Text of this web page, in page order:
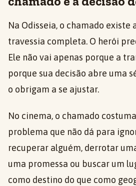
Na Odisseia, o chamado existe
travessia completa. O herói
Ele não vai apenas porque a
porque sua decisão abre uma
o obrigam a se ajustar.
No cinema, o chamado
problema que não dá para
recuperar alguém, derrotar
uma promessa ou buscar um
como destino do que como